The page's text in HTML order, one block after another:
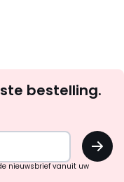
bestelling.
OK
nieuwsbrief vanuit uw